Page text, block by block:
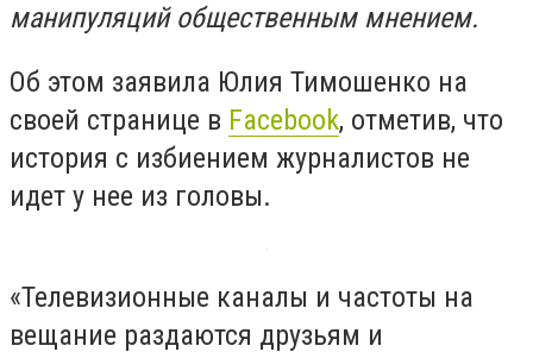
манипуляций общественным мнением.
Об этом заявила Юлия Тимошенко на
своей странице в Facebook, отметив, что
история с избиением журналистов не
идет у нее из головы.
«Телевизионные каналы и частоты на
вещание раздаются друзьям и